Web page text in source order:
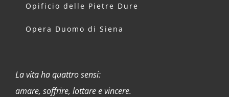
Opificio delle Pietre Dure
Opera Duomo di Siena
La vita ha quattro sensi:
amare, soffrire, lottare e vincere.